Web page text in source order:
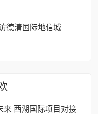
德清国际地信城
来 西湖国际项目对接